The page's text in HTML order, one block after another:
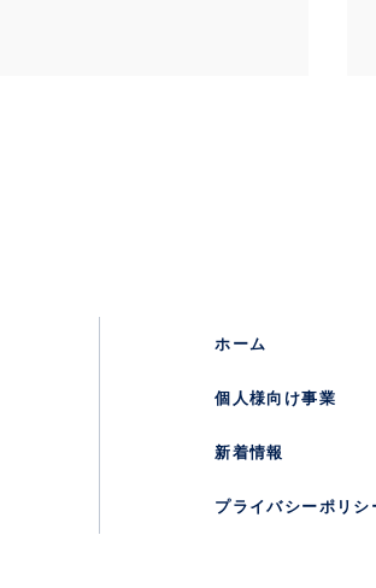
ホーム
個人様向け事業
新着情報
プライバシーポリシ